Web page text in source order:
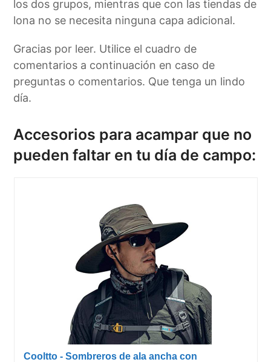
los dos grupos, mientras que con las tiendas de
lona no se necesita ninguna capa adicional.
Gracias por leer. Utilice el cuadro de
comentarios a continuación en caso de
preguntas o comentarios. Que tenga un lindo
día.
Accesorios para acampar que no
pueden faltar en tu día de campo:
Cooltto - Sombreros de ala ancha con